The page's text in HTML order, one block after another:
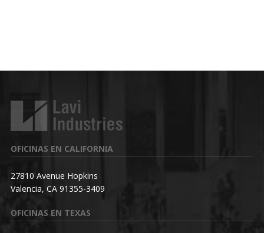
OFICINAS EN CALIFORNIA
27810 Avenue Hopkins
Valencia, CA 91355-3409
OFICINAS EN TEXAS